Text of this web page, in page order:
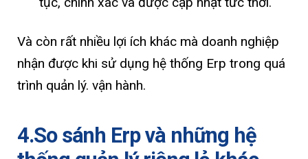
Và còn rất nhiều lợi ích khác mà doanh nghiệp
nhận được khi sử dụng hệ thống Erp trong quá
trình quản lý. vận hành.
4.So sánh Erp và những hệ